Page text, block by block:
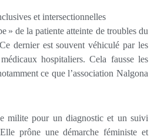
et intersectionnelles
» de la patiente atteinte de troubles du
dernier est souvent véhiculé par les
hospitaliers. Cela fausse les
ce que l’association Nalgona
milite pour un diagnostic et un suivi
prône une démarche féministe et